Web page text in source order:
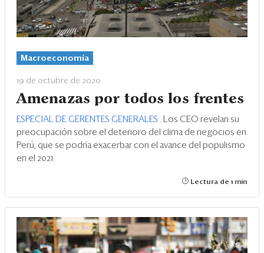
Macroeconomía
19 de octubre de 2020
Amenazas por todos los frentes
ESPECIAL DE GERENTES GENERALES . Los CEO revelan su
preocupación sobre el deterioro del clima de negocios en
Perú, que se podría exacerbar con el avance del populismo
en el 2021.
Lectura de 1 min